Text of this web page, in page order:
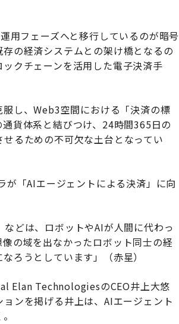
用フェーズへと移行しているのが暗号
の経済システムとの架け橋となるの
クチェーンを活用した電子決済手
し、Web3空間における「決済の標
貨体系と結びつけ、24時間365日の
るための不可欠な土台となってい
「AIエージェントによる決済」に向
どは、ロボットやAIが人間に代わっ
の域を出なかったロボット同士の経
ろうとしています」（赤星）
Elan TechnologiesのCEO井上大悠
ンを掲げる井上は、AIエージェント